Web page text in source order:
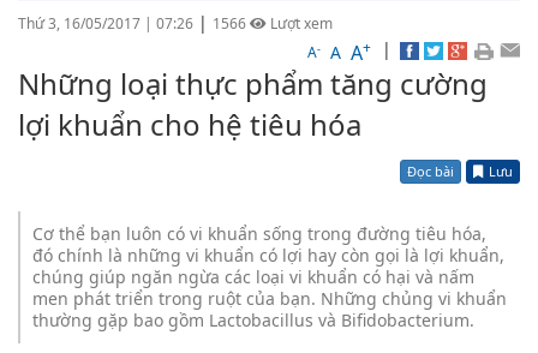
Thứ 3, 16/05/2017 | 07:26 | 1566
Lượt xem
A- A A+ |
Những loại thực phẩm tăng cường
lợi khuẩn cho hệ tiêu hóa
Đọc bài Lưu
Cơ thể bạn luôn có vi khuẩn sống trong đường tiêu hóa,
đó chính là những vi khuẩn có lợi hay còn gọi là lợi khuẩn,
chúng giúp ngăn ngừa các loại vi khuẩn có hại và nấm
men phát triển trong ruột của bạn. Những chủng vi khuẩn
thường gặp bao gồm Lactobacillus và Bifidobacterium.